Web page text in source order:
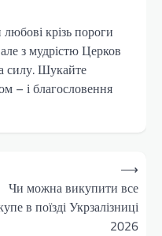
крізь пороги
з мудрістю Церков
силу. Шукайте
– і благословення
Чи можна викупити все
в поїзді Укрзалізниці
2026
⟶